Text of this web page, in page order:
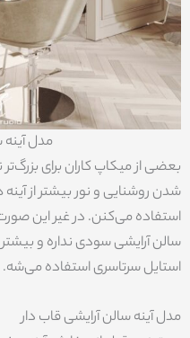
مدل آینه
بعضی از میکاپ کاران برای
شدن روشنایی و نور بیشتر از
استفاده می‌کنن. در غیر این
سالن آرایشی سودی نداره و
استایل سرتاسری استفاده می‌شه.
مدل آینه سالن آرایشی قاب دار